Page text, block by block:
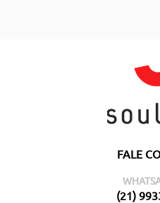
FALE
(21)